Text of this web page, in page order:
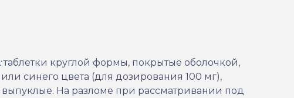
таблетки круглой формы, покрытые оболочкой,
синего цвета (для дозирования 100 мг),
На разломе при рассматривании под